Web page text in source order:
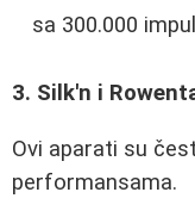
sa 300.000
3. Silk'n i
Ovi aparati su
performansama.